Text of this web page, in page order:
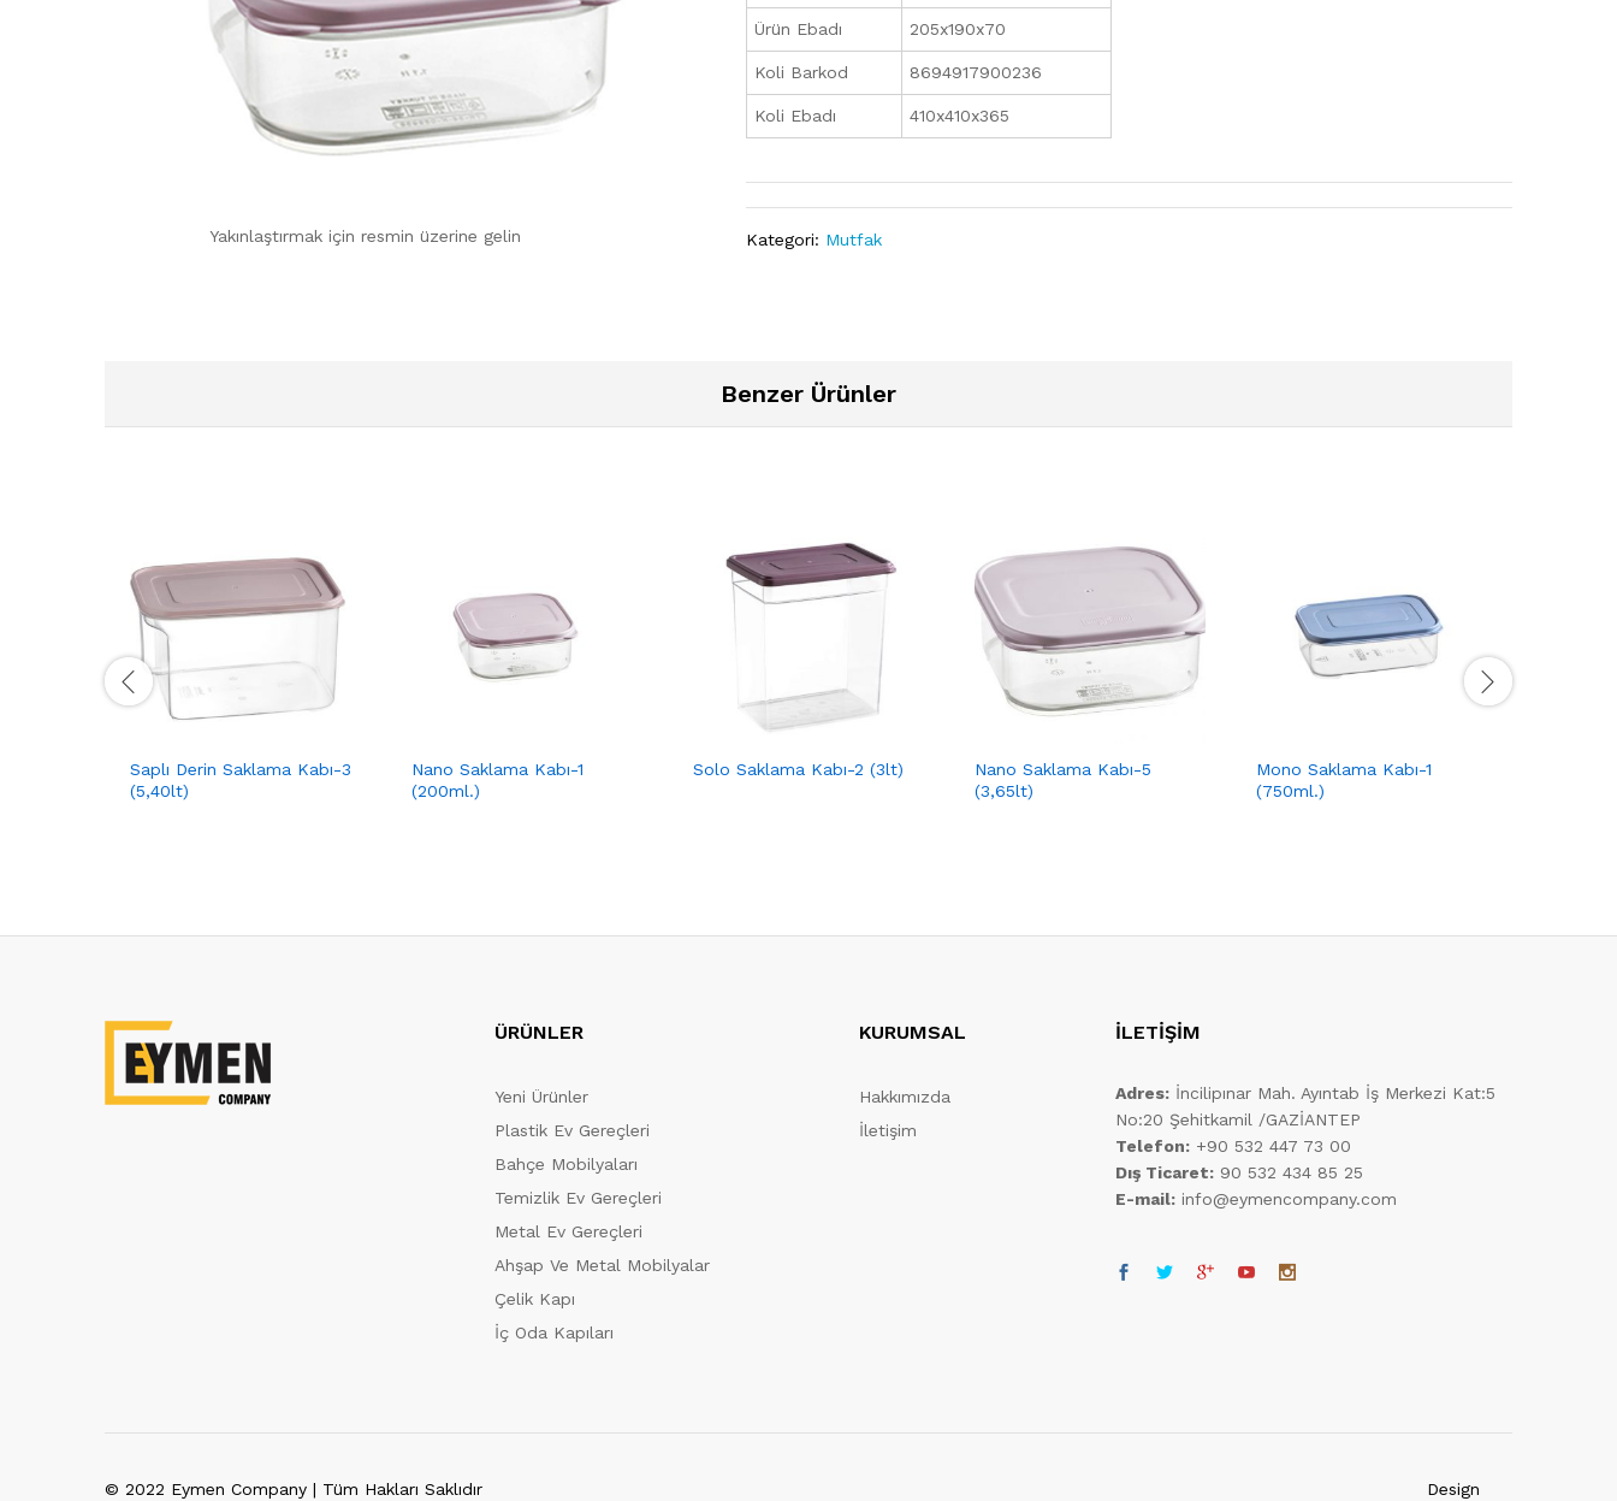
Yakınlaştırmak için resmin üzerine gelin
Ürün Ebadı 205x190x70
Koli Barkod 8694917900236
Koli Ebadı 410x410x365
Kategori: Mutfak
Benzer Ürünler
Saplı Derin Saklama Kabı-3
(5,40lt)
Nano Saklama Kabı-1
(200ml.)
Solo Saklama Kabı-2 (3lt)
Nano Saklama Kabı-5
(3,65lt)
Mono Saklama Kabı-1
(750ml.)
ÜRÜNLER
Yeni Ürünler
Plastik Ev Gereçleri
Bahçe Mobilyaları
Temizlik Ev Gereçleri
Metal Ev Gereçleri
Ahşap Ve Metal Mobilyalar
Çelik Kapı
İç Oda Kapıları
KURUMSAL
Hakkımızda
İletişim
İLETİŞİM
Adres: İncilipınar Mah. Ayıntab İş Merkezi Kat:5
No:20 Şehitkamil /GAZİANTEP
Telefon: +90 532 447 73 00
Dış Ticaret: 90 532 434 85 25
E-mail: info@eymencompany.com
© 2022 Eymen Company | Tüm Hakları Saklıdır Design